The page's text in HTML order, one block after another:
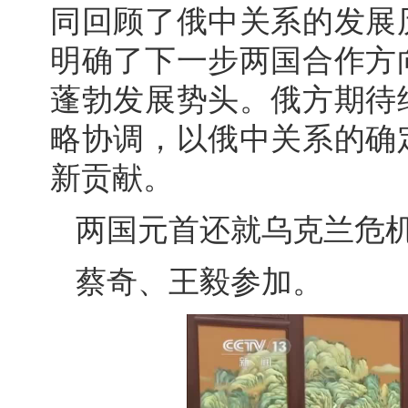
同回顾了俄中关系的发
明确了下一步两国合作
蓬勃发展势头。俄方期
略协调，以俄中关系的
新贡献。
两国元首还就乌克兰危
蔡奇、王毅参加。